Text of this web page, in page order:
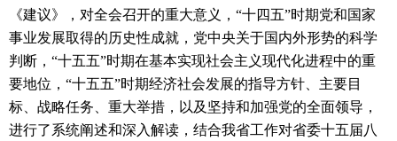
《建议》，对全会召开的重大意义，“十四五”时期党和国家
事业发展取得的历史性成就，党中央关于国内外形势的科学
判断，“十五五”时期在基本实现社会主义现代化进程中的重
要地位，“十五五”时期经济社会发展的指导方针、主要目
标、战略任务、重大举措，以及坚持和加强党的全面领导，
进行了系统阐述和深入解读，结合我省工作对省委十五届八